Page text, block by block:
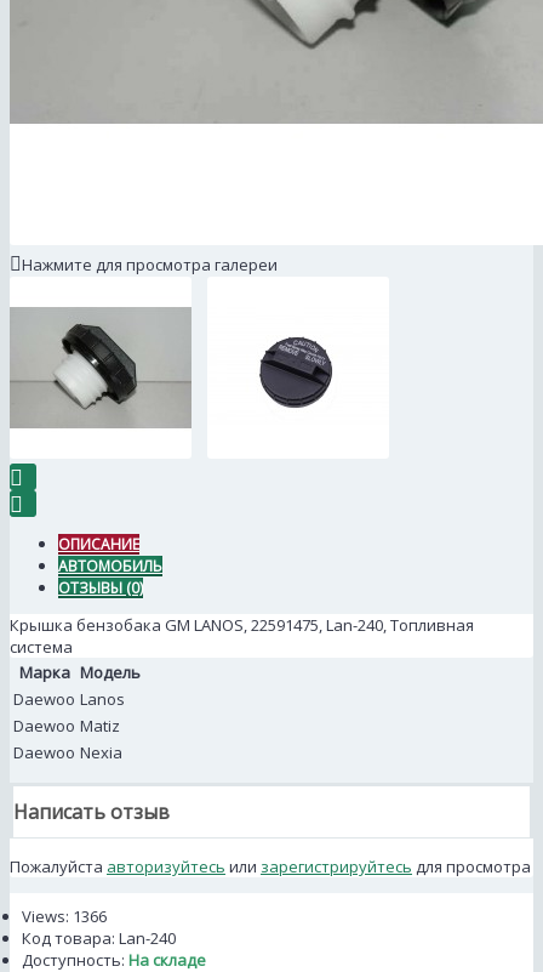
Нажмите для просмотра галереи
ОПИСАНИЕ
АВТОМОБИЛЬ
ОТЗЫВЫ (0)
Крышка бензобака GM LANOS, 22591475, Lan-240, Топливная
система
Марка Модель
Daewoo Lanos
Daewoo Matiz
Daewoo Nexia
Написать отзыв
Пожалуйста авторизуйтесь или зарегистрируйтесь для просмотра
Views: 1366
Код товара: Lan-240
Доступность: На складе